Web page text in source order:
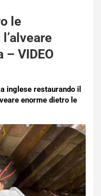
le
– VIDEO
inglese restaurando il
enorme dietro le